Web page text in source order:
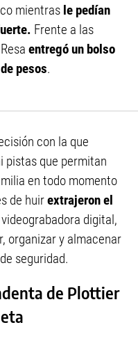
mientras le pedían
Frente a las
entregó un bolso
pesos.
con la que
pistas que permitan
en todo momento
de huirextrajeron el
digital,
organizar y almacenar
seguridad.
de Plottier